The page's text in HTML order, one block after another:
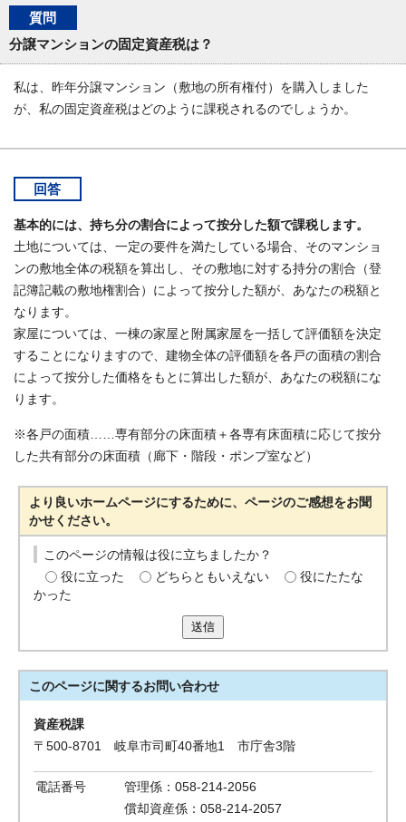
質問
分譲マンションの固定資産税は？
私は、昨年分譲マンション（敷地の所有権付）を購入しました
が、私の固定資産税はどのように課税されるのでしょうか。
回答
基本的には、持ち分の割合によって按分した額で課税します。
土地については、一定の要件を満たしている場合、そのマンショ
ンの敷地全体の税額を算出し、その敷地に対する持分の割合（登
記簿記載の敷地権割合）によって按分した額が、あなたの税額と
なります。
家屋については、一棟の家屋と附属家屋を一括して評価額を決定
することになりますので、建物全体の評価額を各戸の面積の割合
によって按分した価格をもとに算出した額が、あなたの税額にな
ります。
※各戸の面積……専有部分の床面積＋各専有床面積に応じて按分
した共有部分の床面積（廊下・階段・ポンプ室など）
より良いホームページにするために、ページのご感想をお聞
かせください。
このページの情報は役に立ちましたか？
役に立った
どちらともいえない
役にたたな
かった
送信
このページに関するお問い合わせ
資産税課
〒500-8701 岐阜市司町40番地1 市庁舎3階
電話番号
管理係：058-214-2056
償却資産係：058-214-2057